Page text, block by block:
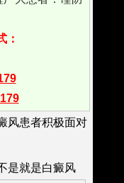
：
风患者积极面对
是就是白癜风